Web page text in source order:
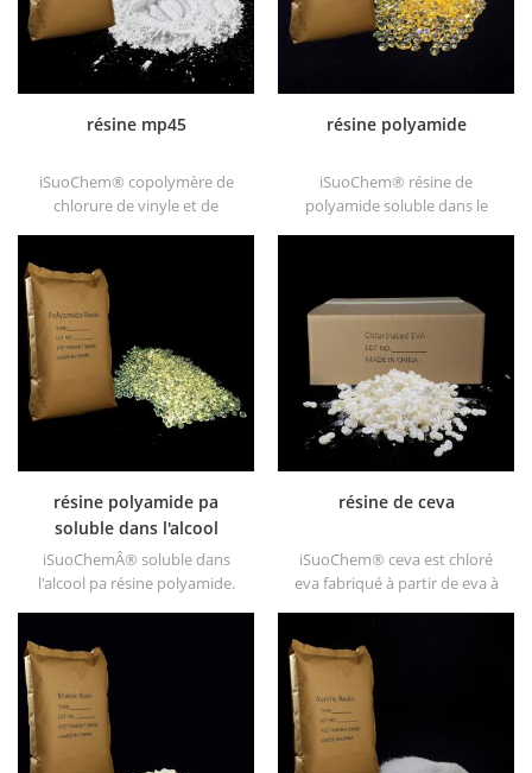
résine mp45
iSuoChem® copolymère de
chlorure de vinyle et de
bon type de liant chloré et
développé pour l'encre
d'imprimerie et les peintures
anticorrosives épaisses.
résine polyamide
iSuoChem® résine de
polyamide soluble dans le
dt556 .
résine polyamide pa
soluble dans l'alcool
iSuoChemÂ® soluble dans
l'alcool pa résine polyamide.
l'alcool de différents types,
tels que DT610, DT610A,
DT610H et dt6245
résine de ceva
iSuoChem® ceva est chloré
eva fabriqué à partir de eva à
organique comme le toluène,
l'ester, etc.